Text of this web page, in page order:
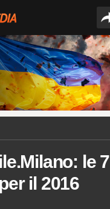
le 7
il 2016